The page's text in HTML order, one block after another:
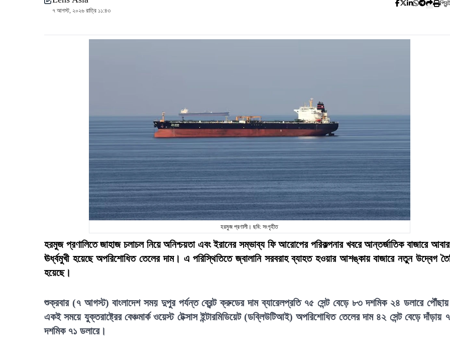
৭ আগস্ট, ২০২৬ রাত্রি ১১:৪৩
হরমুজ প্রণালী। ছবি: সংগৃহীত
হরমুজ প্রণালিতে জাহাজ চলাচল নিয়ে অনিশ্চয়তা এবং ইরানের সম্ভাব্য ফি আরোপের পরিকল্পনার খবরে আন্তর্জাতিক বাজারে
ঊর্ধ্বমুখী হয়েছে অপরিশোধিত তেলের দাম। এ পরিস্থিতিতে জ্বালানি সরবরাহ ব্যাহত হওয়ার আশঙ্কায় বাজারে নতুন উদ্বেগ
হয়েছে।
শুক্রবার (৭ আগস্ট) বাংলাদেশ সময় দুপুর পর্যন্ত ব্রেন্ট ক্রুডের দাম ব্যারেলপ্রতি ৭৫ সেন্ট বেড়ে ৮৩ দশমিক ২৪ ডলারে
একই সময়ে যুক্তরাষ্ট্রের বেঞ্চমার্ক ওয়েস্ট টেক্সাস ইন্টারমিডিয়েট (ডব্লিউটিআই) অপরিশোধিত তেলের দাম ৪২ সেন্ট বেড়ে দাঁড়ায়
দশমিক ৭১ ডলারে।